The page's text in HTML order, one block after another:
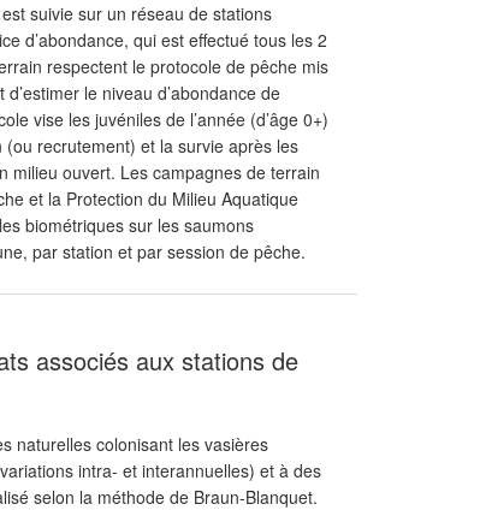
suivie sur un réseau de stations
d’abondance, qui est effectué tous les 2
respectent le protocole de pêche mis
le niveau d’abondance de
vise les juvéniles de l’année (d’âge 0+)
recrutement) et la survie après les
milieu ouvert. Les campagnes de terrain
et la Protection du Milieu Aquatique
biométriques sur les saumons
par station et par session de pêche.
associés aux stations de
naturelles colonisant les vasières
intra- et interannuelles) et à des
selon la méthode de Braun-Blanquet.